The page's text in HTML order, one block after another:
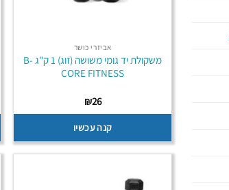
אביזרי כושר
משקולת יד גומי משושה (זוג) 1 ק"ג B-
CORE FITNESS
₪26
קנה עכשיו